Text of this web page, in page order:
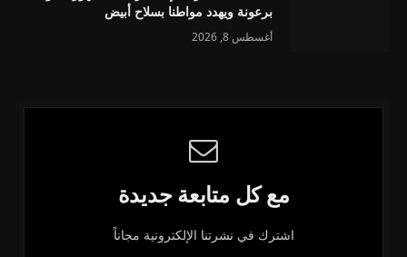
برعونة ويهدد مواطنا بسلاح أبيض
أغسطس 8, 2026
مع كل متابعة جديدة
اشترك في نشرتنا الإلكترونية مجاناً